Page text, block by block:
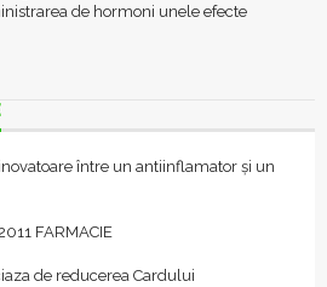
de hormoni unele efecte
între un antiinflamator și un
FARMACIE
de reducerea Cardului